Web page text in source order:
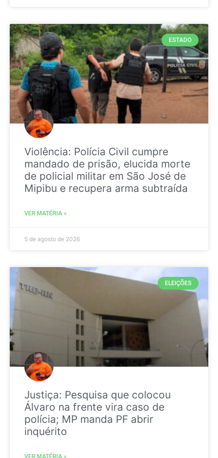
ESTADO
Violência: Polícia Civil cumpre
mandado de prisão, elucida morte
de policial militar em São José de
Mipibu e recupera arma subtraída
VER MATÉRIA »
5 de agosto de 2026
ELEIÇÕES
Justiça: Pesquisa que colocou
Álvaro na frente vira caso de
polícia; MP manda PF abrir
inquérito
VER MATÉRIA »